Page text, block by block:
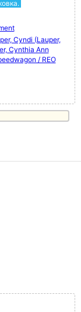
Cyndi (Lauper,
Cynthia Ann
/ REO